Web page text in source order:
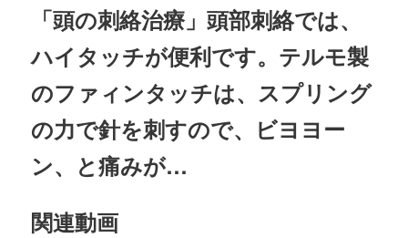
「頭の刺絡治療」頭部刺絡では、
ハイタッチが便利です。テルモ製
のファィンタッチは、スプリング
の力で針を刺すので、ビヨヨー
ン、と痛みが…
関連動画